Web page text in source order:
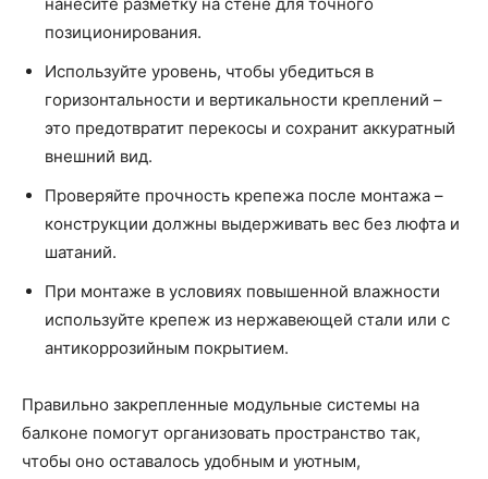
позиционирования.
Используйте уровень, чтобы убедиться в
горизонтальности и вертикальности креплений –
это предотвратит перекосы и сохранит аккуратный
внешний вид.
Проверяйте прочность крепежа после монтажа –
конструкции должны выдерживать вес без люфта и
шатаний.
При монтаже в условиях повышенной влажности
используйте крепеж из нержавеющей стали или с
антикоррозийным покрытием.
Правильно закрепленные модульные системы на
балконе помогут организовать пространство так,
чтобы оно оставалось удобным и уютным,